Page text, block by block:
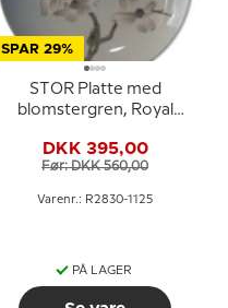
SPAR 29%
STOR Platte med
blomstergren, Royal
1125
DKK 395,00
Før: DKK 560,00
Varenr.: R2830-1125
PÅ LAGER